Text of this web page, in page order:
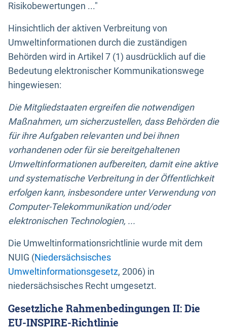
Risikobewertungen ..."
Hinsichtlich der aktiven Verbreitung von
Umweltinformationen durch die zuständigen
Behörden wird in Artikel 7 (1) ausdrücklich auf die
Bedeutung elektronischer Kommunikationswege
hingewiesen:
Die Mitgliedstaaten ergreifen die notwendigen
Maßnahmen, um sicherzustellen, dass Behörden die
für ihre Aufgaben relevanten und bei ihnen
vorhandenen oder für sie bereitgehaltenen
Umweltinformationen aufbereiten, damit eine aktive
und systematische Verbreitung in der Öffentlichkeit
erfolgen kann, insbesondere unter Verwendung von
Computer-Telekommunikation und/oder
elektronischen Technologien, ...
Die Umweltinformationsrichtlinie wurde mit dem
NUIG (Niedersächsisches
Umweltinformationsgesetz, 2006) in
niedersächsisches Recht umgesetzt.
Gesetzliche Rahmenbedingungen II: Die
EU-INSPIRE-Richtlinie